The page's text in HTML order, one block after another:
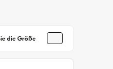
die Größe